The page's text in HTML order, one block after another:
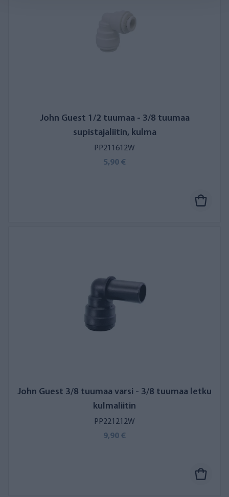
John Guest 1/2 tuumaa - 3/8 tuumaa
supistajaliitin, kulma
PP211612W
5,90 €
John Guest 3/8 tuumaa varsi - 3/8 tuumaa letku
kulmaliitin
PP221212W
9,90 €